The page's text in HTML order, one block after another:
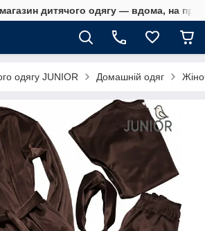
дитячого одягу — вдома, на
одягу JUNIOR Домашній одяг